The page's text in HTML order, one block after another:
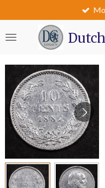
direct
naar